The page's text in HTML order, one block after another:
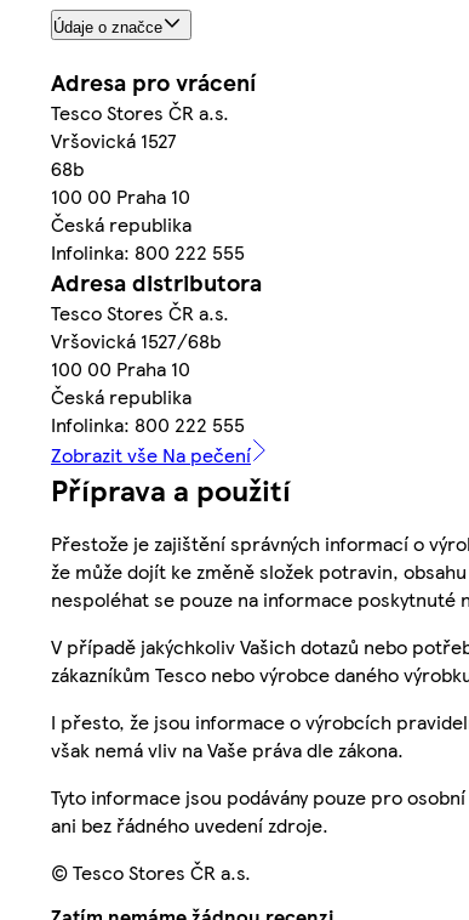
Údaje o značce
Adresa pro vrácení
Tesco Stores ČR a.s.
Vršovická 1527
68b
100 00 Praha 10
Česká republika
Infolinka: 800 222 555
Adresa distributora
Tesco Stores ČR a.s.
Vršovická 1527/68b
100 00 Praha 10
Česká republika
Infolinka: 800 222 555
Zobrazit vše Na pečení
Příprava a použití
Přestože je zajištění správných informací o
že může dojít ke změně složek potravin,
nespoléhat se pouze na informace poskytnuté
V případě jakýchkoliv Vašich dotazů nebo
zákazníkům Tesco nebo výrobce daného
I přesto, že jsou informace o výrobcích
však nemá vliv na Vaše práva dle zákona.
Tyto informace jsou podávány pouze pro
ani bez řádného uvedení zdroje.
© Tesco Stores ČR a.s.